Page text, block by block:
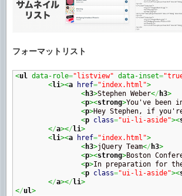
フォーマットリスト
<ul data-role="listview" data-inset=
<li><a href="index.html">
<h3>Stephen Weber</ h3>
<p><strong>You've been
<p>Hey Stephen, if
<p class="ui-li-aside"><
</a></ li>
<li><a href="index.html">
<h3>jQuery Team</ h3>
<p><strong>Boston
<p>In preparation for
<p class="ui-li-aside"><
</a></ li>
</ul>